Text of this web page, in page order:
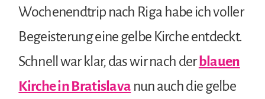
Wochenendtrip nach Riga habe ich voller
Begeisterung eine gelbe Kirche entdeckt.
Schnell war klar, das wir nach derblauen
Kirche in Bratislava nun auch die gelbe